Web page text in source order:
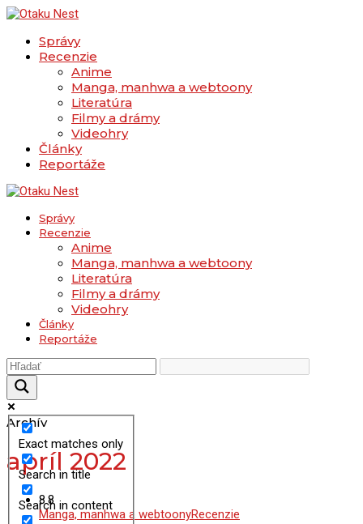
Správy
Recenzie
Anime
Manga, manhwa a webtoony
Literatúra
Filmy a drámy
Videohry
Články
Reportáže
Správy
Recenzie
Anime
Manga, manhwa a webtoony
Literatúra
Filmy a drámy
Videohry
Články
Reportáže
Exact matches only
Search in title
Search in content
Archív
apríl 2022
8.8
Manga, manhwa a webtoonyRecenzie